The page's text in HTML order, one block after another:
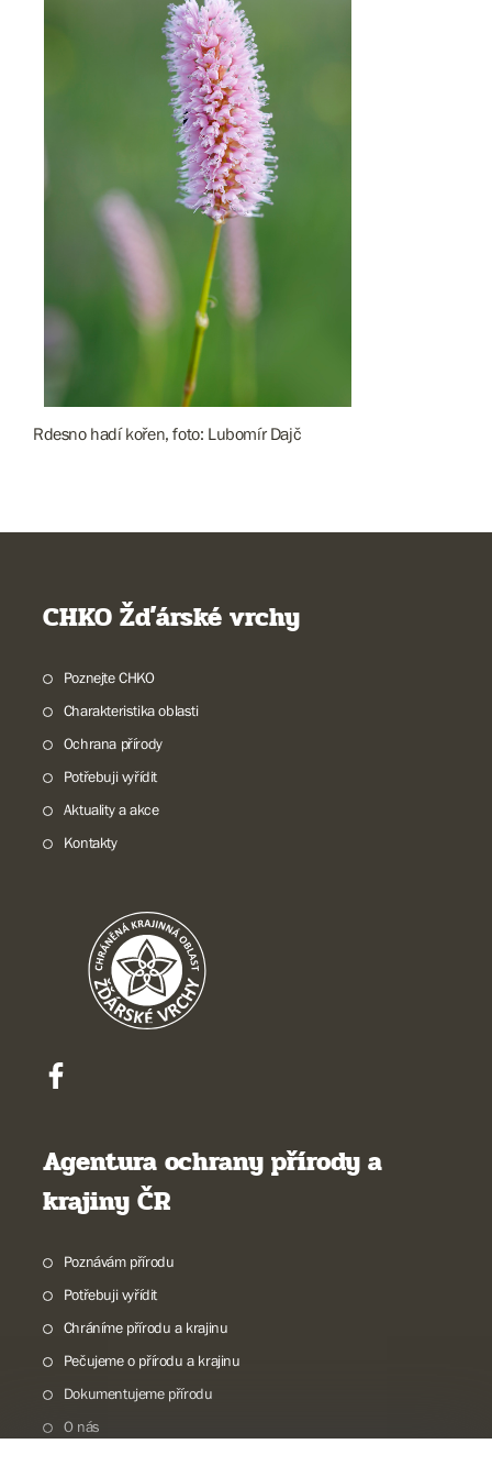
Rdesno hadí kořen, foto: Lubomír Dajč
CHKO Žďárské vrchy
Poznejte CHKO
Charakteristika oblasti
Ochrana přírody
Potřebuji vyřídit
Aktuality a akce
Kontakty
Agentura ochrany přírody a
krajiny ČR
Poznávám přírodu
Potřebuji vyřídit
Chráníme přírodu a krajinu
Pečujeme o přírodu a krajinu
Dokumentujeme přírodu
O nás